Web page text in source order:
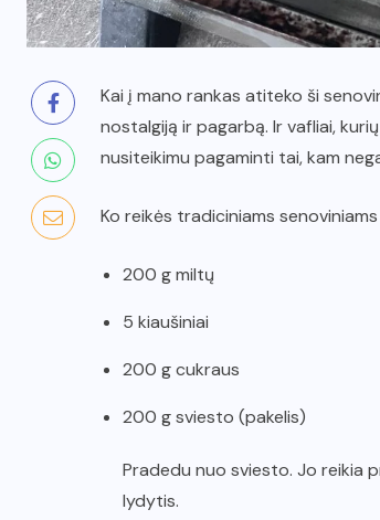
Kai į mano rankas atiteko ši
nostalgiją ir pagarbą. Ir vafliai,
nusiteikimu pagaminti tai, kam
Ko reikės tradiciniams
200 g miltų
5 kiaušiniai
200 g cukraus
200 g sviesto (pakelis)
Pradedu nuo sviesto. Jo reikia
lydytis.